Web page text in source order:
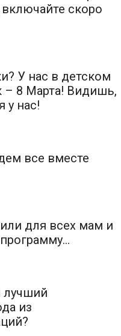
скоро
У нас в детском
– 8 Марта! Видишь,
у нас!
все вместе
для всех мам и
лучший
из